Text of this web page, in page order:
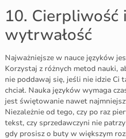
10. Cierpliwość i
wytrwałość
Najważniejsze w nauce języków
Korzystaj z różnych metod nauki,
nie poddawaj się, jeśli nie idzie Ci
chciał. Nauka języków wymaga
jest świętowanie nawet
Niezależnie od tego, czy po raz
tekst, czy sprzedawczyni nie
gdy prosisz o buty w większym